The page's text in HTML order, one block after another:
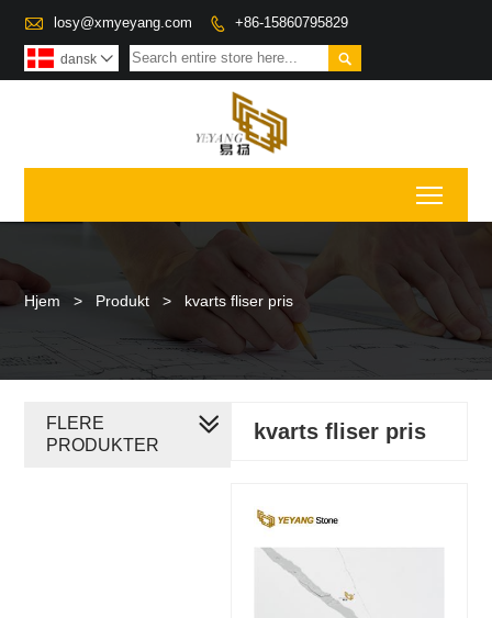
 losy@xmyeyang.com  +86-15860795829

dansk 
Hjem > Produkt > kvarts fliser pris
kvarts fliser pris
FLERE
PRODUKTER